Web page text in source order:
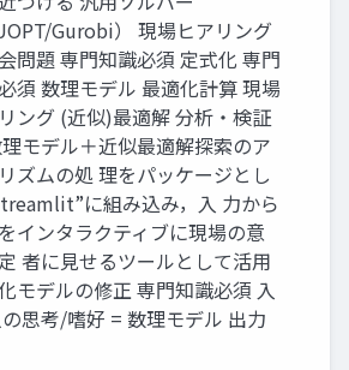
Gurobi） 現場ヒアリング
問題 専門知識必須 定式化 専門
須 数理モデル 最適化計算 現場
ング (近似)最適解 分析・検証
モデル＋近似最適解探索のア
ズムの処 理をパッケージとし
に組み込み，入 力から
インタラクティブに現場の意
者に見せるツールとして活用
モデルの修正 専門知識必須 入
思考/嗜好 = 数理モデル 出力